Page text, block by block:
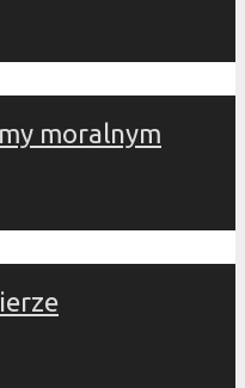
moralnym